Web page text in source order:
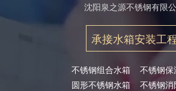
沈阳泉之源不锈钢有限
承接水箱安装工
不锈钢组合水箱
圆形不锈钢水箱
不锈钢保
不锈钢消